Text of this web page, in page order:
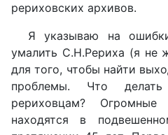
рериховских архивов.
Я указываю на
умалить С.Н.Рериха (я не
для того, чтобы найти
проблемы. Что
рериховцам? Огромные
находятся в